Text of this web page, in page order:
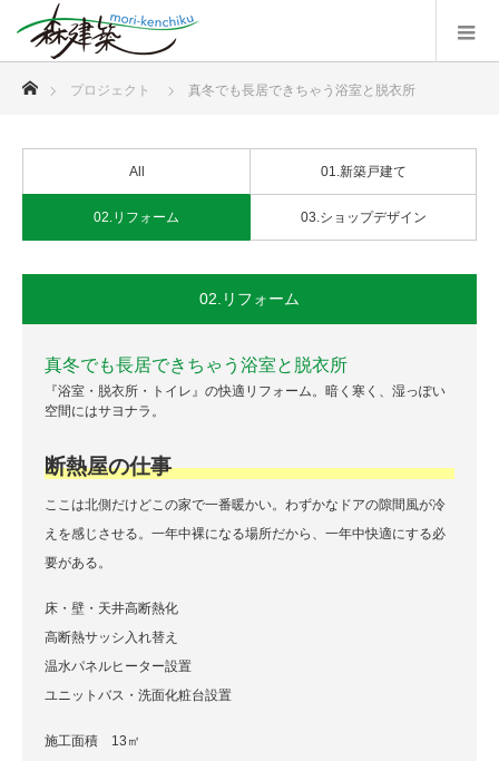
プロジェクト 真冬でも長居できちゃう浴室と脱衣所
All 01.新築戸建て
02.リフォーム 03.ショップデザイン
02.リフォーム
真冬でも長居できちゃう浴室と脱衣所
『浴室・脱衣所・トイレ』の快適リフォーム。暗く寒く、湿っぽい
空間にはサヨナラ。
断熱屋の仕事
ここは北側だけどこの家で一番暖かい。わずかなドアの隙間風が冷
えを感じさせる。一年中裸になる場所だから、一年中快適にする必
要がある。
床・壁・天井高断熱化
高断熱サッシ入れ替え
温水パネルヒーター設置
ユニットバス・洗面化粧台設置
施工面積 13㎡